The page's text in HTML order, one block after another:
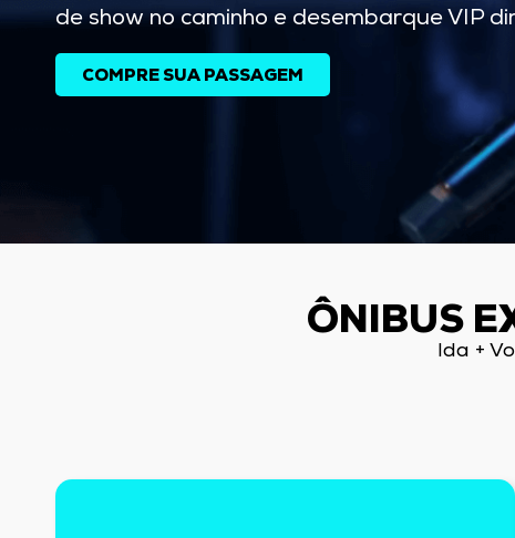
de show no caminho e desembarque VIP
COMPRE SUA PASSAGEM
ÔNIBUS
Ida +